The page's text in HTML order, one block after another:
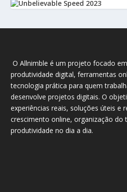
O Allnimble é um projeto focado
produtividade digital, ferramentas
tecnologia prática para quem
desenvolve projetos digitais. O
experiências reais, soluções úteis e
crescimento online, organização do
produtividade no dia a dia.